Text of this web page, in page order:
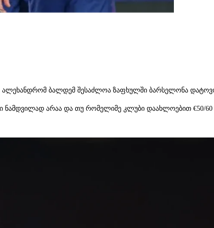
ალეხანდრომ ბალდემ შესაძლოა ზაფხულში ბარსელონა
არაა და თუ რომელიმე კლუბი დაახლოებით €50/60